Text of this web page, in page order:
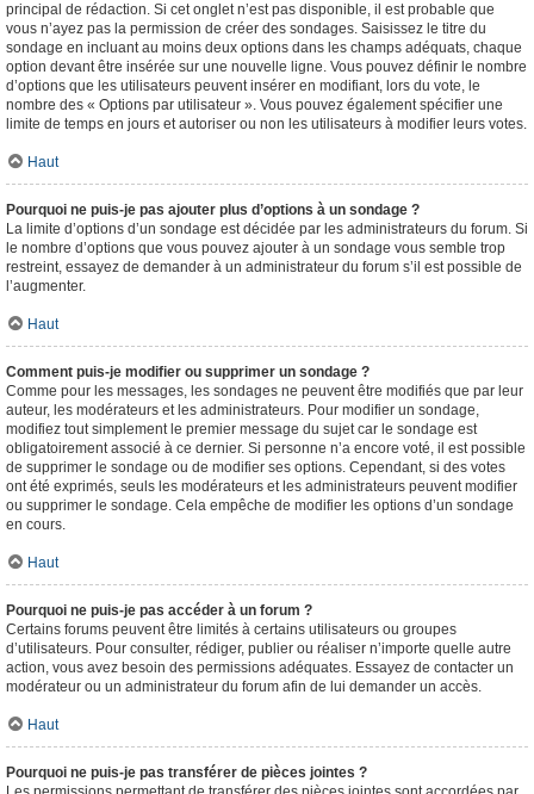
principal de rédaction. Si cet onglet n’est pas disponible, il est probable que
vous n’ayez pas la permission de créer des sondages. Saisissez le titre du
sondage en incluant au moins deux options dans les champs adéquats, chaque
option devant être insérée sur une nouvelle ligne. Vous pouvez définir le nombre
d’options que les utilisateurs peuvent insérer en modifiant, lors du vote, le
nombre des « Options par utilisateur ». Vous pouvez également spécifier une
limite de temps en jours et autoriser ou non les utilisateurs à modifier leurs votes.
Haut
Pourquoi ne puis-je pas ajouter plus d’options à un sondage ?
La limite d’options d’un sondage est décidée par les administrateurs du forum. Si
le nombre d’options que vous pouvez ajouter à un sondage vous semble trop
restreint, essayez de demander à un administrateur du forum s’il est possible de
l’augmenter.
Haut
Comment puis-je modifier ou supprimer un sondage ?
Comme pour les messages, les sondages ne peuvent être modifiés que par leur
auteur, les modérateurs et les administrateurs. Pour modifier un sondage,
modifiez tout simplement le premier message du sujet car le sondage est
obligatoirement associé à ce dernier. Si personne n’a encore voté, il est possible
de supprimer le sondage ou de modifier ses options. Cependant, si des votes
ont été exprimés, seuls les modérateurs et les administrateurs peuvent modifier
ou supprimer le sondage. Cela empêche de modifier les options d’un sondage
en cours.
Haut
Pourquoi ne puis-je pas accéder à un forum ?
Certains forums peuvent être limités à certains utilisateurs ou groupes
d’utilisateurs. Pour consulter, rédiger, publier ou réaliser n’importe quelle autre
action, vous avez besoin des permissions adéquates. Essayez de contacter un
modérateur ou un administrateur du forum afin de lui demander un accès.
Haut
Pourquoi ne puis-je pas transférer de pièces jointes ?